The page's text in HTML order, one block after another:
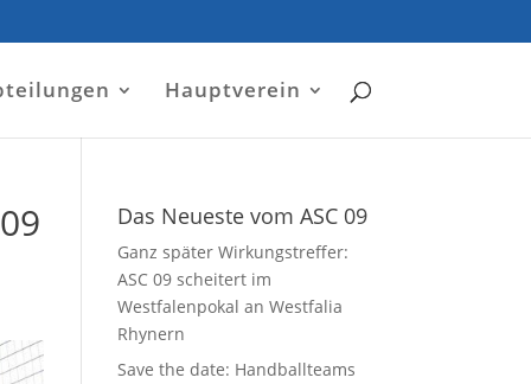
Hauptverein
Das Neueste vom ASC 09
Ganz später Wirkungstreffer:
ASC 09 scheitert im
Westfalenpokal an Westfalia
Rhynern
Save the date: Handballteams